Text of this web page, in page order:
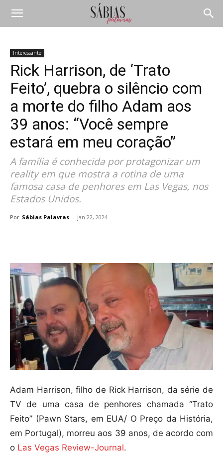
Interessante
Rick Harrison, de ‘Trato
Feito’, quebra o silêncio com
a morte do filho Adam aos
39 anos: “Você sempre
estará em meu coração”
A família é conhecida por protagonizar um
reality em que mostra a rotina de uma
famosa casa de penhores em Las Vegas, nos
Estados Unidos.
Por Sábias Palavras - jan 22, 2024
Adam Harrison, filho de Rick Harrison, da série de
TV de uma casa de penhores chamada “Trato
Feito” (Pawn Stars, em EUA/ O Preço da História,
em Portugal), morreu aos 39 anos, de acordo com
o Las Vegas Review-Journal.